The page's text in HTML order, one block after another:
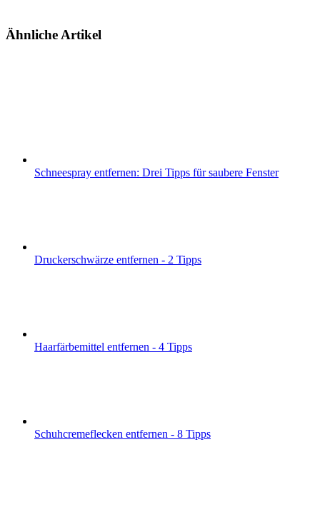
Ähnliche Artikel
Schneespray entfernen: Drei Tipps für saubere Fenster
Druckerschwärze entfernen - 2 Tipps
Haarfärbemittel entfernen - 4 Tipps
Schuhcremeflecken entfernen - 8 Tipps